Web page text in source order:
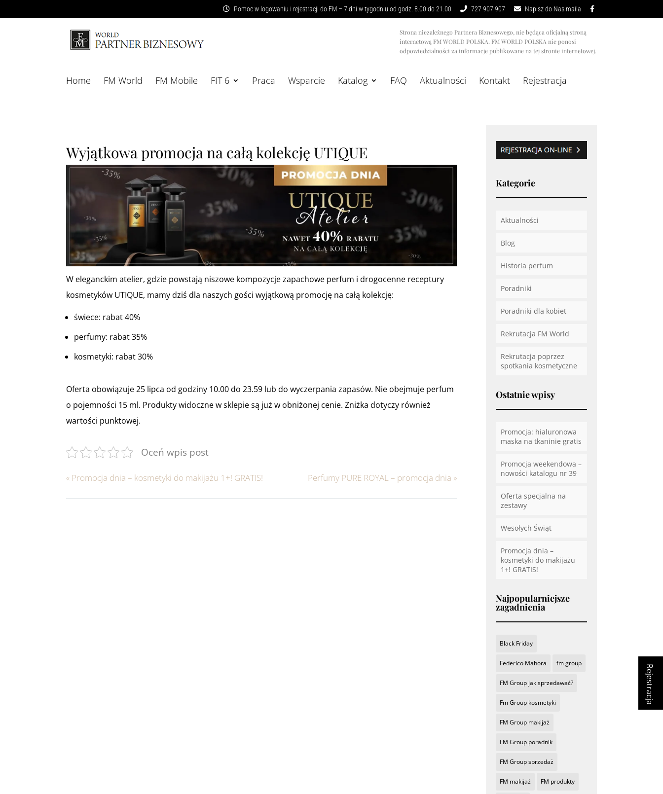
Pomoc w logowaniu i rejestracji do FM – 7 dni w tygodniu od godz. 8.00 do 21.00 727 907 907 Napisz do Nas maila
Rejestracja
Strona niezależnego Partnera Biznesowego, nie będąca oficjalną stroną
internetową FM WORLD POLSKA. FM WORLD POLSKA nie ponosi
odpowiedzialności za informacje publikowane na tej stronie internetowej.
Home FM World FM Mobile FIT 6 Praca Wsparcie Katalog FAQ Aktualności Kontakt Rejestracja
Wyjątkowa promocja na całą kolekcję UTIQUE
W eleganckim atelier, gdzie powstają niszowe kompozycje zapachowe perfum i drogocenne receptury
kosmetyków UTIQUE, mamy dziś dla naszych gości wyjątkową promocję na całą kolekcję:
świece: rabat 40%
perfumy: rabat 35%
kosmetyki: rabat 30%
Oferta obowiązuje 25 lipca od godziny 10.00 do 23.59 lub do wyczerpania zapasów. Nie obejmuje perfum
o pojemności 15 ml. Produkty widoczne w sklepie są już w obniżonej cenie. Zniżka dotyczy również
wartości punktowej.
Oceń wpis post
« Promocja dnia – kosmetyki do makijażu 1+! GRATIS! Perfumy PURE ROYAL – promocja dnia »
Kategorie
Aktualności
Blog
Historia perfum
Poradniki
Poradniki dla kobiet
Rekrutacja FM World
Rekrutacja poprzez
spotkania kosmetyczne
Ostatnie wpisy
Promocja: hialuronowa
maska na tkaninie gratis
Promocja weekendowa –
nowości katalogu nr 39
Oferta specjalna na
zestawy
Wesołych Świąt
Promocja dnia –
kosmetyki do makijażu
1+! GRATIS!
Najpopularniejsze
zagadnienia
Black Friday
Federico Mahora fm group
FM Group jak sprzedawać?
Fm Group kosmetyki
FM Group makijaż
FM Group poradnik
FM Group sprzedaż
FM makijaż FM produkty